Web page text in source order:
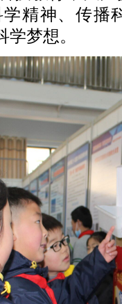
精神、传播
梦想。